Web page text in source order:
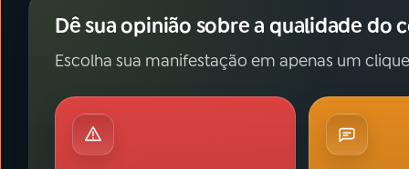
Dê sua opinião sobre a qualidade do
Escolha sua manifestação em apenas um